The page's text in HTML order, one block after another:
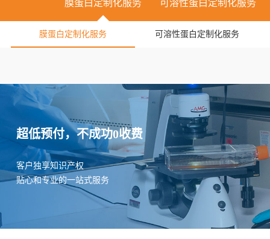
膜蛋白定制化服务 可溶性蛋白定制化服务
膜蛋白定制化服务 可溶性蛋白定制化服务
超低预付，不成功0收费
客户独享知识产权
贴心和专业的一站式服务